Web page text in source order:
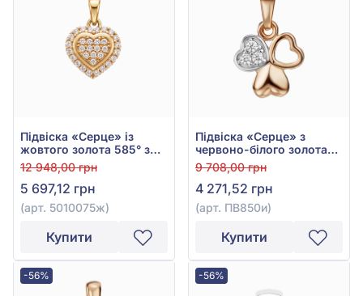
Підвіска «Серце» із
жовтого золота 585° з
фіанітом/куб.цирконієм,
арт. 5010075ж
12 948,00 грн
5 697,12 грн
(арт. 5010075ж)
Купити
Підвіска «Серце» з
червоно-білого золота
585° з фіанітом/
куб.цирконієм, арт.
ПВ850и
9 708,00 грн
4 271,52 грн
(арт. ПВ850и)
Купити
-56% -56%